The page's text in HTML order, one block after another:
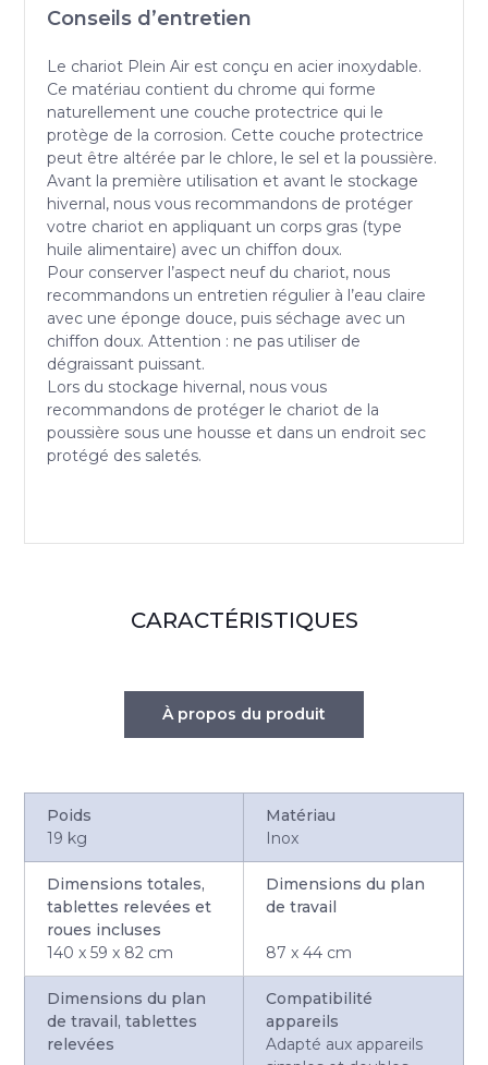
Conseils d’entretien
Le chariot Plein Air est conçu en acier inoxydable.
Ce matériau contient du chrome qui forme
naturellement une couche protectrice qui le
protège de la corrosion. Cette couche protectrice
peut être altérée par le chlore, le sel et la poussière.
Avant la première utilisation et avant le stockage
hivernal, nous vous recommandons de protéger
votre chariot en appliquant un corps gras (type
huile alimentaire) avec un chiffon doux.
Pour conserver l’aspect neuf du chariot, nous
recommandons un entretien régulier à l’eau claire
avec une éponge douce, puis séchage avec un
chiffon doux. Attention : ne pas utiliser de
dégraissant puissant.
Lors du stockage hivernal, nous vous
recommandons de protéger le chariot de la
poussière sous une housse et dans un endroit sec
protégé des saletés.
CARACTÉRISTIQUES
À propos du produit
Poids
19 kg
Matériau
Inox
Dimensions totales,
tablettes relevées et
roues incluses
140 x 59 x 82 cm
Dimensions du plan
de travail
87 x 44 cm
Dimensions du plan
de travail, tablettes
relevées
Compatibilité
appareils
Adapté aux appareils